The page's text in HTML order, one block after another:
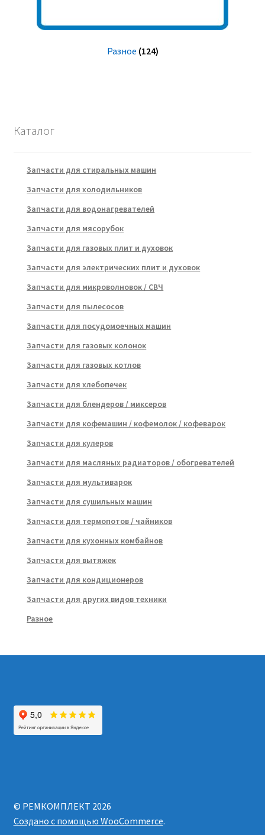
Разное (124)
Каталог
Запчасти для стиральных машин
Запчасти для холодильников
Запчасти для водонагревателей
Запчасти для мясорубок
Запчасти для газовых плит и духовок
Запчасти для электрических плит и духовок
Запчасти для микроволновок / СВЧ
Запчасти для пылесосов
Запчасти для посудомоечных машин
Запчасти для газовых колонок
Запчасти для газовых котлов
Запчасти для хлебопечек
Запчасти для блендеров / миксеров
Запчасти для кофемашин / кофемолок / кофеварок
Запчасти для кулеров
Запчасти для масляных радиаторов / обогревателей
Запчасти для мультиварок
Запчасти для сушильных машин
Запчасти для термопотов / чайников
Запчасти для кухонных комбайнов
Запчасти для вытяжек
Запчасти для кондиционеров
Запчасти для других видов техники
Разное
© РЕМКОМПЛЕКТ 2026
Создано с помощью WooCommerce.